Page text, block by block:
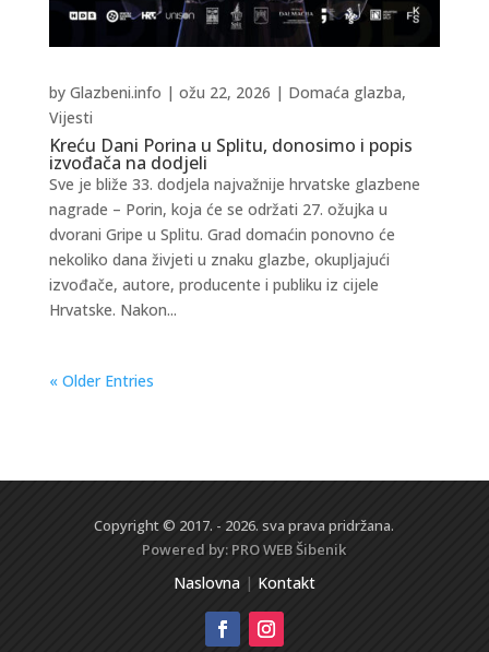
Kreću Dani Porina u Splitu, donosimo i popis
izvođača na dodjeli
by Glazbeni.info | ožu 22, 2026 | Domaća glazba,
Vijesti
Sve je bliže 33. dodjela najvažnije hrvatske glazbene
nagrade – Porin, koja će se održati 27. ožujka u
dvorani Gripe u Splitu. Grad domaćin ponovno će
nekoliko dana živjeti u znaku glazbe, okupljajući
izvođače, autore, producente i publiku iz cijele
Hrvatske. Nakon...
« Older Entries
Copyright © 2017. - 2026. sva prava pridržana.
Powered by: PRO WEBŠibenik
Naslovna| Kontakt